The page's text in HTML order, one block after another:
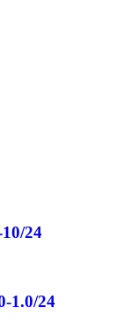
24
1.0/24